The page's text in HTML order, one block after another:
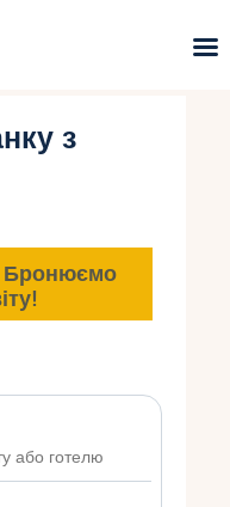
з
Бронюємо